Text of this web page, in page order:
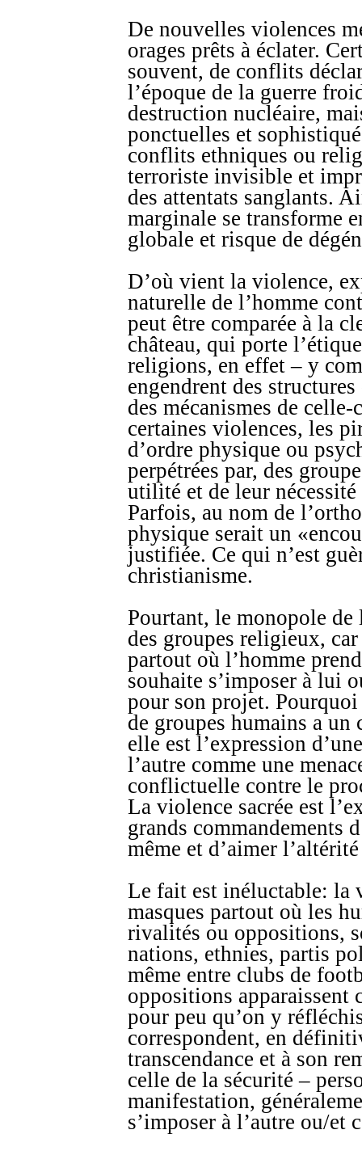
De nouvelles violences
orages prêts à éclater.
souvent, de conflits
l’époque de la guerre
destruction nucléaire,
ponctuelles et
conflits ethniques ou
terroriste invisible et
des attentats sanglants.
marginale se transforme
globale et risque de
D’où vient la violence,
naturelle de l’homme
peut être comparée à la
château, qui porte
religions, en effet – y
engendrent des
des mécanismes de
certaines violences, les
d’ordre physique ou
perpétrées par, des
utilité et de leur
Parfois, au nom de
physique serait un
justifiée. Ce qui n’est
christianisme.
Pourtant, le monopole de
des groupes religieux,
partout où l’homme
souhaite s’imposer à lui
pour son projet.
de groupes humains a
elle est l’expression
l’autre comme une
conflictuelle contre le
La violence sacrée est
grands commandements
même et d’aimer
Le fait est inéluctable: la
masques partout où les
rivalités ou oppositions,
nations, ethnies, partis
même entre clubs de
oppositions apparaissent
pour peu qu’on y
correspondent, en
transcendance et à son
celle de la sécurité –
manifestation,
s’imposer à l’autre ou/et